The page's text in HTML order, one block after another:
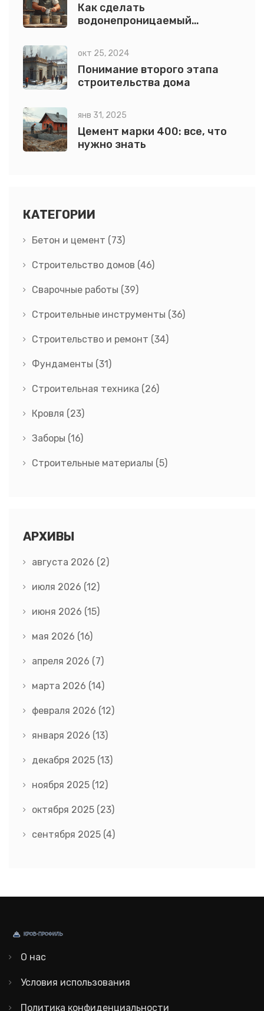
Как сделать
водонепроницаемый
окт 25, 2024
Понимание второго этапа
строительства дома
янв 31, 2025
Цемент марки 400: все, что
нужно знать
КАТЕГОРИИ
Бетон и цемент (73)
Строительство домов (46)
Сварочные работы (39)
Строительные инструменты (36)
Строительство и ремонт (34)
Фундаменты (31)
Строительная техника (26)
Кровля (23)
Заборы (16)
Строительные материалы (5)
АРХИВЫ
августа 2026 (2)
июля 2026 (12)
июня 2026 (15)
мая 2026 (16)
апреля 2026 (7)
марта 2026 (14)
февраля 2026 (12)
января 2026 (13)
декабря 2025 (13)
ноября 2025 (12)
октября 2025 (23)
сентября 2025 (4)
О нас
Условия использования
Политика конфиденциальности